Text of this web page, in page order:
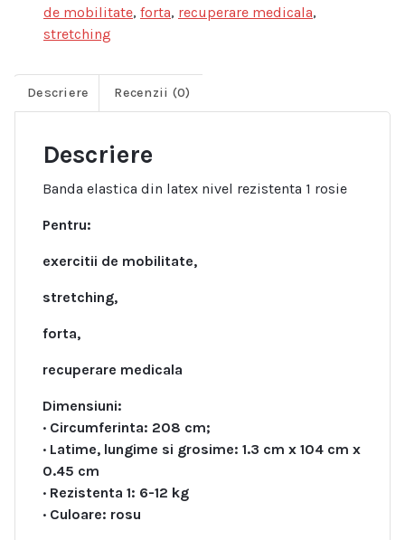
de mobilitate, forta, recuperare medicala,
stretching
Descriere Recenzii (0)
Descriere
Banda elastica din latex nivel rezistenta 1 rosie
Pentru:
exercitii de mobilitate,
stretching,
forta,
recuperare medicala
Dimensiuni:
· Circumferinta: 208 cm;
· Latime, lungime si grosime: 1.3 cm x 104 cm x
0.45 cm
· Rezistenta 1: 6-12 kg
· Culoare: rosu